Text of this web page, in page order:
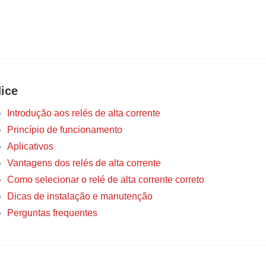
Introdução aos relés de alta corrente
Princípio de funcionamento
Aplicativos
Vantagens dos relés de alta corrente
Como selecionar o relé de alta corrente correto
Dicas de instalação e manutenção
Perguntas frequentes